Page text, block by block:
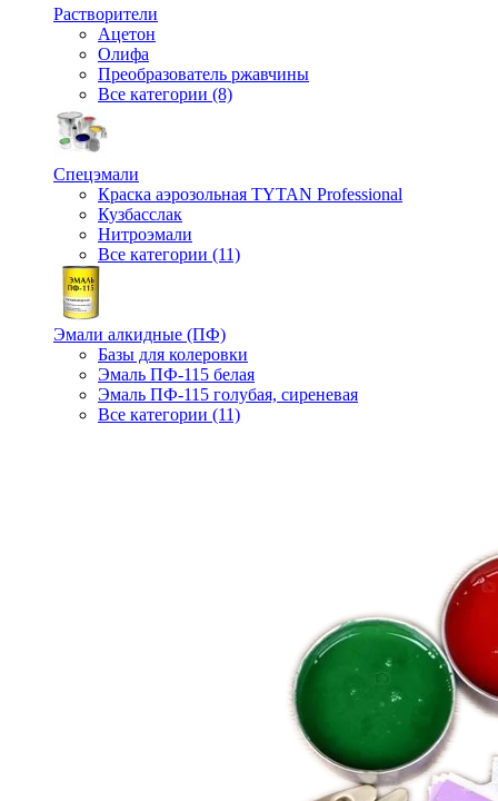
Растворители
Ацетон
Олифа
Преобразователь ржавчины
Все категории (8)
Спецэмали
Краска аэрозольная TYTAN Professional
Кузбасслак
Нитроэмали
Все категории (11)
Эмали алкидные (ПФ)
Базы для колеровки
Эмаль ПФ-115 белая
Эмаль ПФ-115 голубая, сиреневая
Все категории (11)